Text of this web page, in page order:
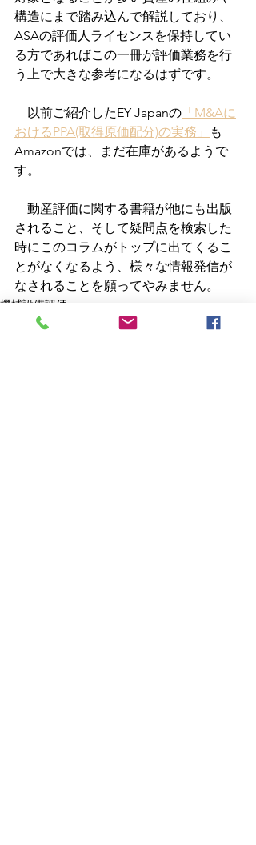
構造にまで踏み込んで解説しており、
ASAの評価人ライセンスを保持してい
る方であればこの一冊が評価業務を行
う上で大きな参考になるはずです。
以前ご紹介したEY Japanの 「M&Aに
おけるPPA(取得原価配分)の実務」
も
Amazonでは、まだ在庫があるようで
す。
動産評価に関する書籍が他にも出版
されること、そして疑問点を検索した
時にこのコラムがトップに出てくるこ
とがなくなるよう、様々な情報発信が
なされることを願ってやみません。
機械設備評価